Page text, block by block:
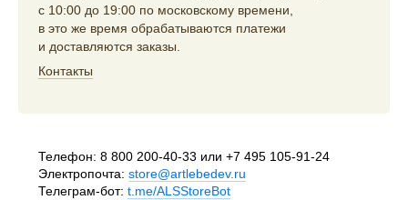
с 10:00 до 19:00 по московскому времени,
в это же время обрабатываются платежи
и доставляются заказы.
Контакты
Телефон: 8 800 200-40-33 или +7 495 105-91-24
Электропочта: store@artlebedev.ru
Телеграм-бот: t.me/ALSStoreBot